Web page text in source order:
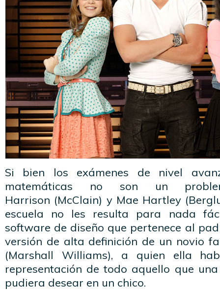
Si bien los exámenes de nivel
matemáticas no son un
Harrison (McClain) y Mae Hartley
escuela no les resulta para nada
software de diseño que pertenece al
versión de alta definición de un novio
(Marshall Williams), a quien ella
representación de todo aquello que
pudiera desear en un chico.